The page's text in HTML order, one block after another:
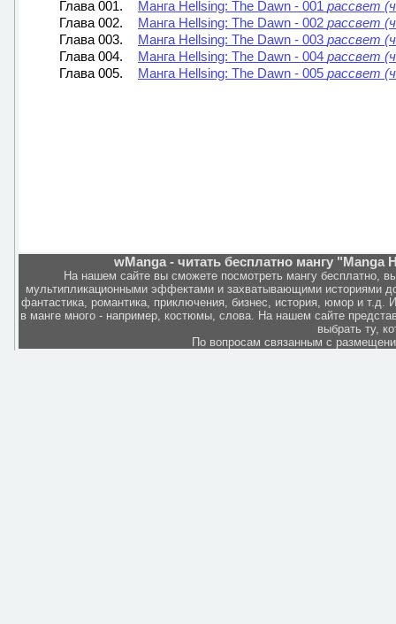
Глава 001. Манга Hellsing: The Dawn - 001 рассвет
Глава 002.
Манга Hellsing: The Dawn - 002 рассвет
Глава 003.
Манга Hellsing: The Dawn - 003 рассвет
Глава 004.
Манга Hellsing: The Dawn - 004 рассвет
Глава 005.
Манга Hellsing: The Dawn - 005 рассвет
wManga - читать бесплатно мангу
На нашем сайте вы сможете посмотреть мангу бесплатно,
мультипликационными эффектами и захватывающими историями
фантастика, романтика, приключения, бизнес, история, юмор и
в манге много - например, костюмы, слова. На нашем сайте
выбрать ту,
По вопросам связанным с